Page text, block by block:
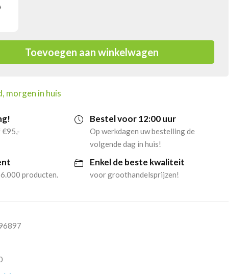
Toevoegen aan winkelwagen
morgen in huis
€95,-
Bestel voor 12:00 uur
Op werkdagen uw bestelling de
volgende dag in huis!
producten.
Enkel de beste kwaliteit
voor groothandelsprijzen!